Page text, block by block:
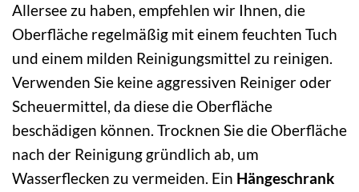
Allersee zu haben, empfehlen wir Ihnen, die
Oberfläche regelmäßig mit einem feuchten Tuch
und einem milden Reinigungsmittel zu reinigen.
Verwenden Sie keine aggressiven Reiniger oder
Scheuermittel, da diese die Oberfläche
beschädigen können. Trocknen Sie die Oberfläche
nach der Reinigung gründlich ab, um
Wasserflecken zu vermeiden. Ein Hängeschrank